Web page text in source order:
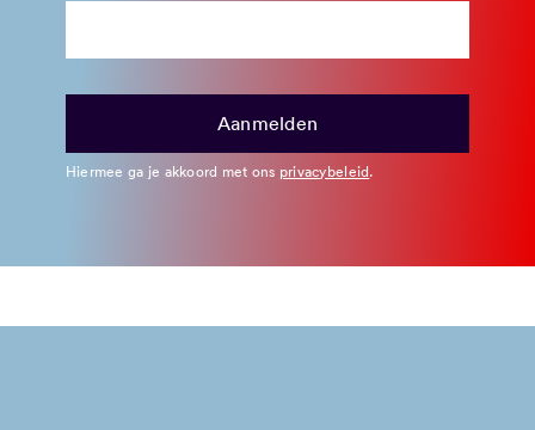
Hiermee ga je akkoord met ons privacybeleid.